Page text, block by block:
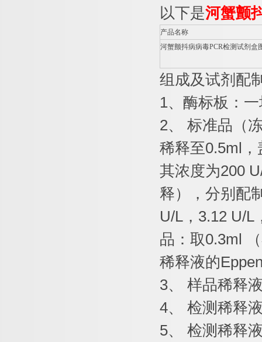
以下是河蟹颤
产品名称
河蟹颤抖病病毒PCR检测试剂盒
组成及试剂配
1、酶标板：
2、
标准品（
稀释至0.5ml
其浓度为200
释），分别配
U/L ， 3.12 U/L
品：取0.3ml
稀释液的
3、 样品稀释
4、 检测稀释
5、
检测稀释